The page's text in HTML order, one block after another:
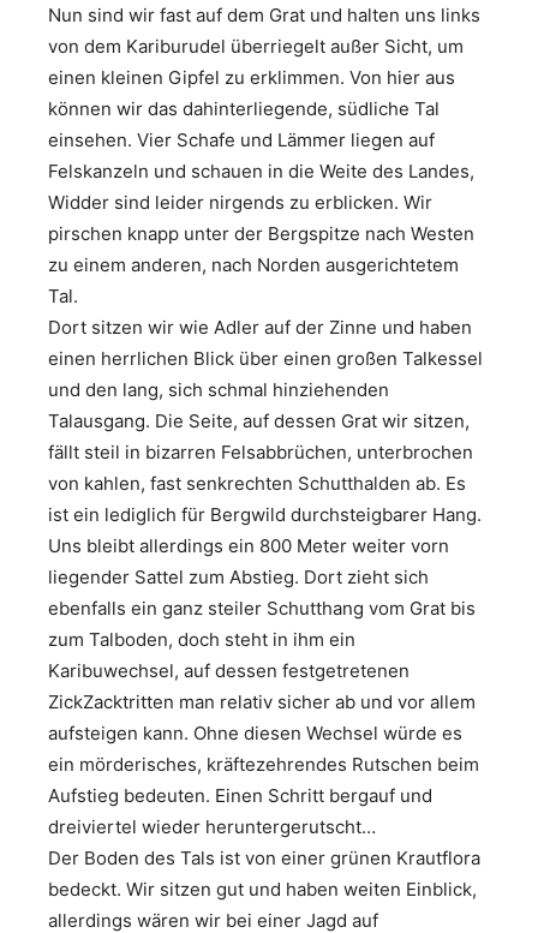
Nun sind wir fast auf dem Grat und halten uns links
von dem Kariburudel überriegelt außer Sicht, um
einen kleinen Gipfel zu erklimmen. Von hier aus
können wir das dahinterliegende, südliche Tal
einsehen. Vier Schafe und Lämmer liegen auf
Felskanzeln und schauen in die Weite des Landes,
Widder sind leider nirgends zu erblicken. Wir
pirschen knapp unter der Bergspitze nach Westen
zu einem anderen, nach Norden ausgerichtetem
Tal.
Dort sitzen wir wie Adler auf der Zinne und haben
einen herrlichen Blick über einen großen Talkessel
und den lang, sich schmal hinziehenden
Talausgang. Die Seite, auf dessen Grat wir sitzen,
fällt steil in bizarren Felsabbrüchen, unterbrochen
von kahlen, fast senkrechten Schutthalden ab. Es
ist ein lediglich für Bergwild durchsteigbarer Hang.
Uns bleibt allerdings ein 800 Meter weiter vorn
liegender Sattel zum Abstieg. Dort zieht sich
ebenfalls ein ganz steiler Schutthang vom Grat bis
zum Talboden, doch steht in ihm ein
Karibuwechsel, auf dessen festgetretenen
ZickZacktritten man relativ sicher ab und vor allem
aufsteigen kann. Ohne diesen Wechsel würde es
ein mörderisches, kräftezehrendes Rutschen beim
Aufstieg bedeuten. Einen Schritt bergauf und
dreiviertel wieder heruntergerutscht…
Der Boden des Tals ist von einer grünen Krautflora
bedeckt. Wir sitzen gut und haben weiten Einblick,
allerdings wären wir bei einer Jagd auf